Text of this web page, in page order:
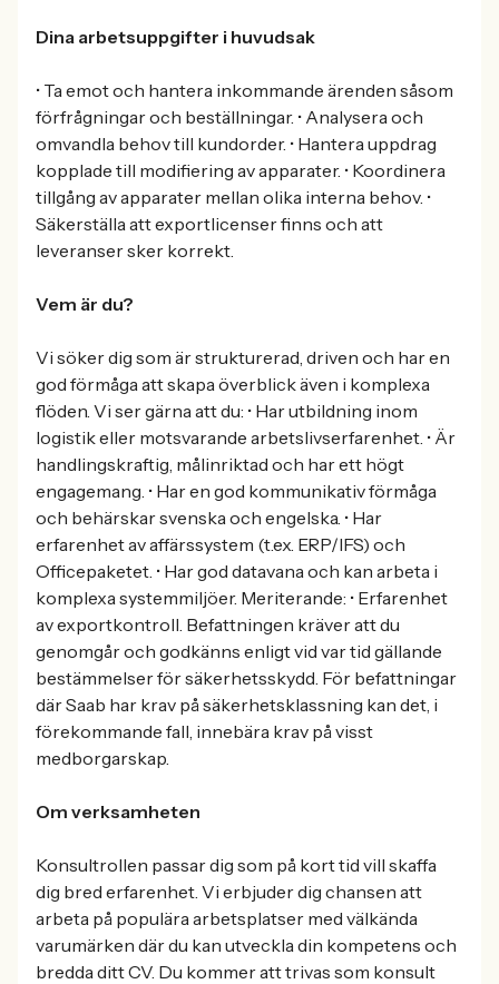
Dina arbetsuppgifter i huvudsak
• Ta emot och hantera inkommande ärenden såsom
förfrågningar och beställningar. • Analysera och
omvandla behov till kundorder. • Hantera uppdrag
kopplade till modifiering av apparater. • Koordinera
tillgång av apparater mellan olika interna behov. •
Säkerställa att exportlicenser finns och att
leveranser sker korrekt.
Vem är du?
Vi söker dig som är strukturerad, driven och har en
god förmåga att skapa överblick även i komplexa
flöden. Vi ser gärna att du: • Har utbildning inom
logistik eller motsvarande arbetslivserfarenhet. • Är
handlingskraftig, målinriktad och har ett högt
engagemang. • Har en god kommunikativ förmåga
och behärskar svenska och engelska. • Har
erfarenhet av affärssystem (t.ex. ERP/IFS) och
Officepaketet. • Har god datavana och kan arbeta i
komplexa systemmiljöer. Meriterande: • Erfarenhet
av exportkontroll. Befattningen kräver att du
genomgår och godkänns enligt vid var tid gällande
bestämmelser för säkerhetsskydd. För befattningar
där Saab har krav på säkerhetsklassning kan det, i
förekommande fall, innebära krav på visst
medborgarskap.
Om verksamheten
Konsultrollen passar dig som på kort tid vill skaffa
dig bred erfarenhet. Vi erbjuder dig chansen att
arbeta på populära arbetsplatser med välkända
varumärken där du kan utveckla din kompetens och
bredda ditt CV. Du kommer att trivas som konsult